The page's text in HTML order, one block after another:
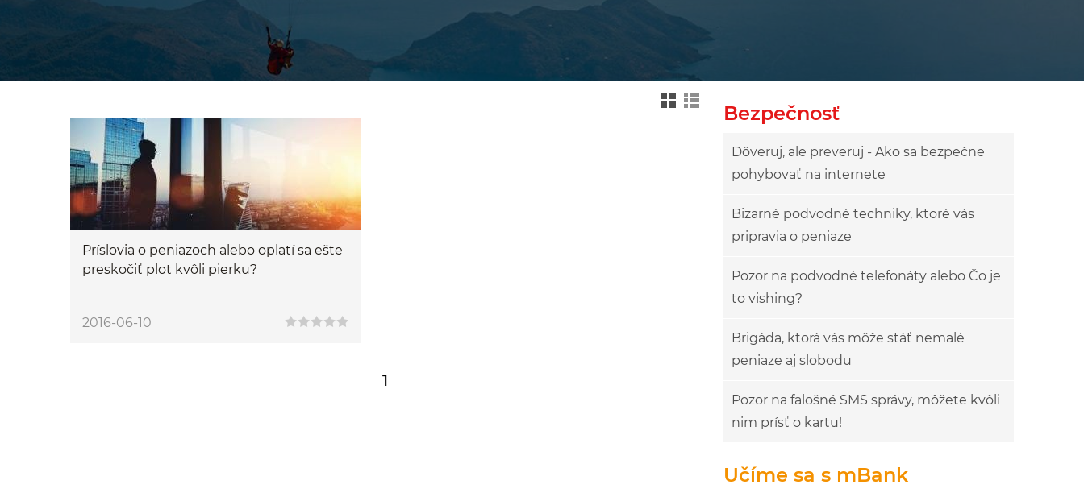
Príslovia o peniazoch alebo oplatí sa ešte
preskočiť plot kvôli pierku?
2016-06-10
1
Bezpečnosť
Dôveruj, ale preveruj - Ako sa bezpečne
pohybovať na internete
Bizarné podvodné techniky, ktoré vás
pripravia o peniaze
Pozor na podvodné telefonáty alebo Čo je
to vishing?
Brigáda, ktorá vás môže stáť nemalé
peniaze aj slobodu
Pozor na falošné SMS správy, môžete kvôli
nim prísť o kartu!
Učíme sa s mBank